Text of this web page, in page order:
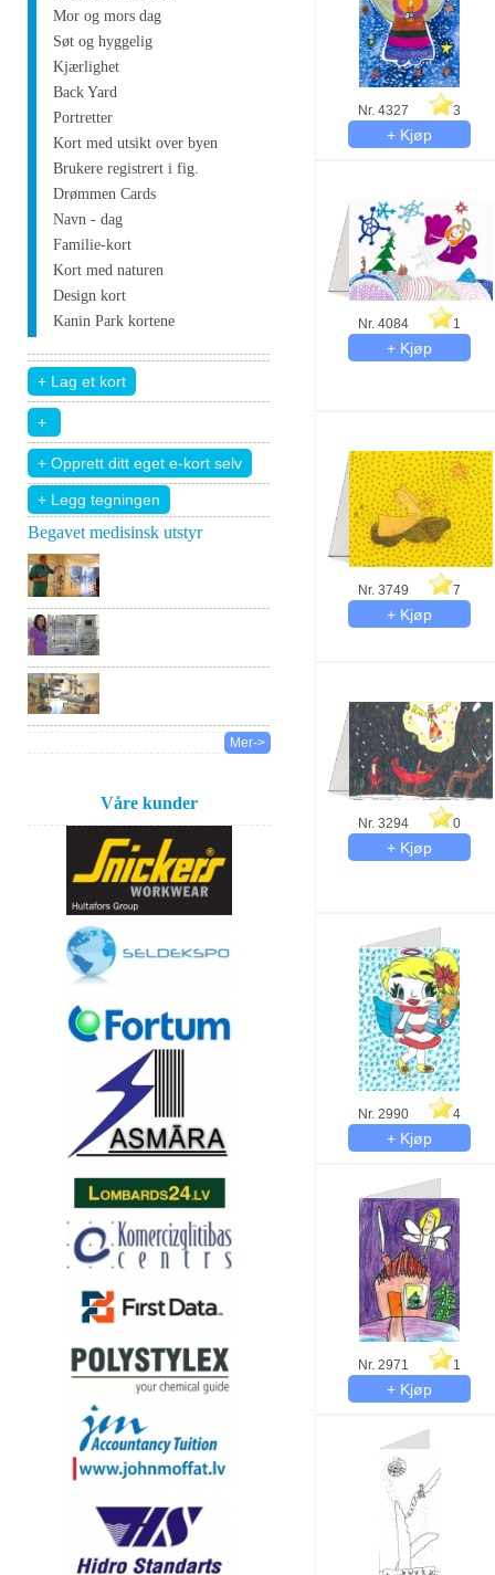
Mor og mors dag
Søt og hyggelig
Kjærlighet
Back Yard
Portretter
Kort med utsikt over byen
Brukere registrert i fig.
Drømmen Cards
Navn - dag
Familie-kort
Kort med naturen
Design kort
Kanin Park kortene
+ Legg tegningen
Begavet medisinsk utstyr
Mer->
Våre kunder
Nr. 4327 3
Nr. 4084 1
Nr. 3749 7
Nr. 3294 0
Nr. 2990 4
Nr. 2971 1